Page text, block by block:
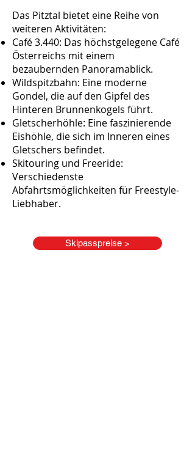
Das Pitztal bietet eine Reihe von
weiteren Aktivitäten:
Café 3.440: Das höchstgelegene Café
Österreichs mit einem
bezaubernden Panoramablick.
Wildspitzbahn: Eine moderne
Gondel, die auf den Gipfel des
Hinteren Brunnenkogels führt.
Gletscherhöhle: Eine faszinierende
Eishöhle, die sich im Inneren eines
Gletschers befindet.
Skitouring und Freeride:
Verschiedenste
Abfahrtsmöglichkeiten für Freestyle-
Liebhaber.
Skipasspreise >